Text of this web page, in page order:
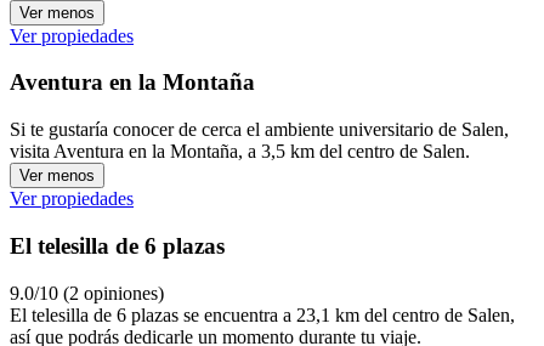
Ver menos
Ver propiedades
Aventura en la Montaña
Si te gustaría conocer de cerca el ambiente universitario de Salen,
visita Aventura en la Montaña, a 3,5 km del centro de Salen.
Ver menos
Ver propiedades
El telesilla de 6 plazas
9.0/10 (2 opiniones)
El telesilla de 6 plazas se encuentra a 23,1 km del centro de Salen,
así que podrás dedicarle un momento durante tu viaje.